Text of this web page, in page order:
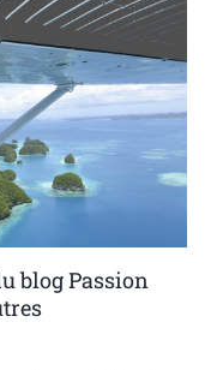
blog Passion